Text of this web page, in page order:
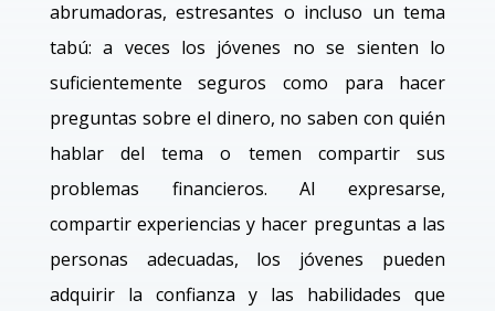
abrumadoras, estresantes o incluso un tema
tabú: a veces los jóvenes no se sienten lo
suficientemente seguros como para hacer
preguntas sobre el dinero, no saben con quién
hablar del tema o temen compartir sus
problemas financieros. Al expresarse,
compartir experiencias y hacer preguntas a las
personas adecuadas, los jóvenes pueden
adquirir la confianza y las habilidades que